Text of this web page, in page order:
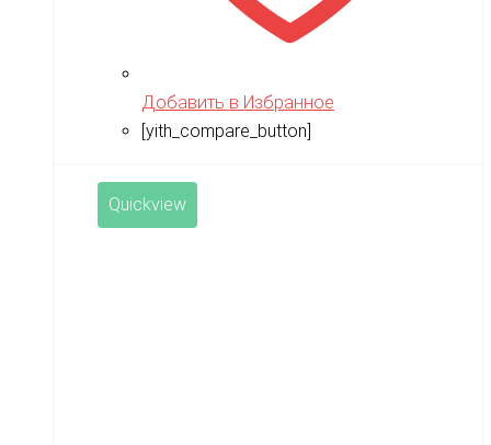
Добавить в Избранное
[yith_compare_button]
Quickview